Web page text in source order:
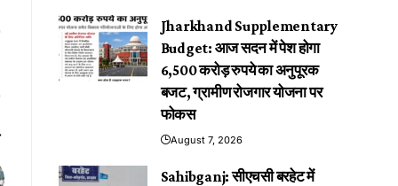
Jharkhand Supplementary
Budget: आज सदन में पेश होगा
6,500 करोड़ रुपये का अनुपूरक
बजट, ग्रामीण रोजगार योजना पर
फोकस
August 7, 2026
Sahibganj: सीएचसी बरहेट में